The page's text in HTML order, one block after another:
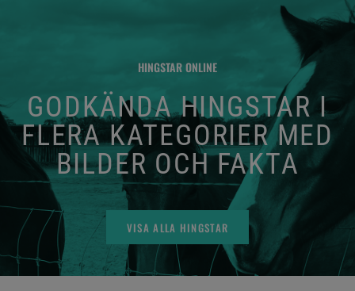
HINGSTAR ONLINE
GODKÄNDA HINGSTAR I
FLERA KATEGORIER MED
BILDER OCH FAKTA
VISA ALLA HINGSTAR